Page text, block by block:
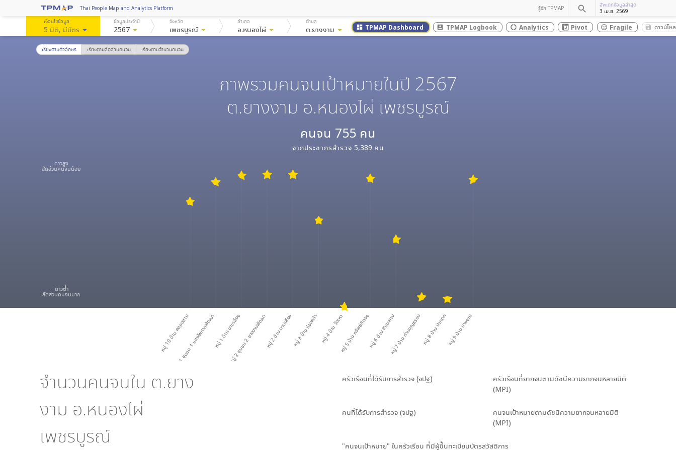
Thai People Map and Analytics Platform รู้จัก TPMAP search
อัพเดทข้อมูลล่าสุด
3 เม.ย. 2569
เงื่อนไขข้อมูล
5 มิติ, มีบัตรarrow_drop_down
ข้อมูลประจำปี
2567 arrow_drop_down
จังหวัด
เพชรบูรณ์arrow_drop_down
อำเภอ
อ.หนองไผ่ arrow_drop_down
ตำบล
ต.ยางงาม arrow_drop_down dashboard TPMAP Dashboard account_box TPMAP Logbook donut_large Analytics Pivot sentiment_dissatisfied Fragile ดาวน์โห
เรียงตามตัวอักษร เรียงตามสัดส่วนคนจน เรียงตามจำนวนคนจน
ภาพรวมคนจนเป้าหมายในปี 2567
ต.ยางงาม อ.หนองไผ่ เพชรบูรณ์
คนจน 755 คน
จากประชากรสำรวจ 5,389 คน
หมู่ 10 บ้าน คลองสาม
หมู่ 1 ชุมชน 1 แสงไพศาลพัฒนาหมู่ 1 บ้าน นาเฉลียงหมู่ 2 ชุมชน 2 ยางงามพัฒนาหมู่ 2 บ้าน นาเฉลียงหมู่ 3 บ้าน ร่องคล้า หมู่ 4 บ้าน วังเหวหมู่ 5 บ้าน ทรัพย์สีทองหมู่ 6 บ้าน ซับมะขามหมู่ 7 บ้าน ด่านบุญธรรมหมู่ 8 บ้าน ปากตกหมู่ 9 บ้าน ยางงาม
ดาวสูง
สัดส่วนคนจนน้อย
ดาวต่ำ
สัดส่วนคนจนมาก
จำนวนคนจนใน ต.ยาง
งาม อ.หนองไผ่
เพชรบูรณ์
ครัวเรือนที่ได้รับการสำรวจ (จปฐ)
ครัวเรือนที่ยากจนตามดัชนีความยากจนหลายมิติ
(MPI)
คนที่ได้รับการสำรวจ (จปฐ)
คนจนเป้าหมายตามดัชนีความยากจนหลายมิติ
(MPI)
"คนจนเป้าหมาย" ในครัวเรือน ที่มีผู้ขึ้นทะเบียนบัตรสวัสดิการ